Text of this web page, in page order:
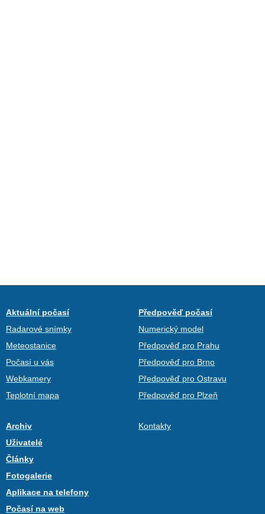
Aktuální počasí
Radarové snímky
Meteostanice
Počasí u vás
Webkamery
Teplotní mapa
Předpověď počasí
Numerický model
Předpověď pro Prahu
Předpověď pro Brno
Předpověď pro Ostravu
Předpověď pro Plzeň
Archiv
Uživatelé
Články
Fotogalerie
Aplikace na telefony
Počasí na web
Kontakty